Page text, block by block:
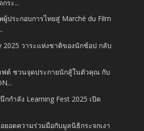
ระ...
ผู้ประกอบการไทยสู่ Marché du Film
2025​ วาระแห่งชาติของนักช้อป กลับ
ฟต์ ชวนจุดประกายนักสู้ในตัวคุณ กับ
กกำลัง Learning Fest 2025 เปิด
ยอดความร่วมมือกับมูลนิธิกระจกเงา